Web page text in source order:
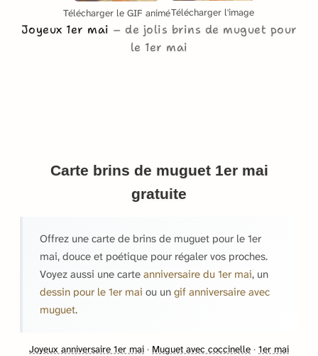
Télécharger le GIF animéTélécharger l'image
Joyeux 1er mai
de jolis brins de muguet pour
le 1er mai
Carte brins de muguet 1er mai
gratuite
Offrez une carte de brins de muguet pour le 1er
mai, douce et poétique pour régaler vos proches.
Voyez aussi une carte anniversaire du 1er mai, un
dessin pour le 1er mai ou un gif anniversaire avec
muguet.
Joyeux anniversaire 1er mai · Muguet avec coccinelle · 1er mai